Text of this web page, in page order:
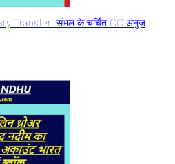
Transfer: संभल के चर्चित CO अनुज